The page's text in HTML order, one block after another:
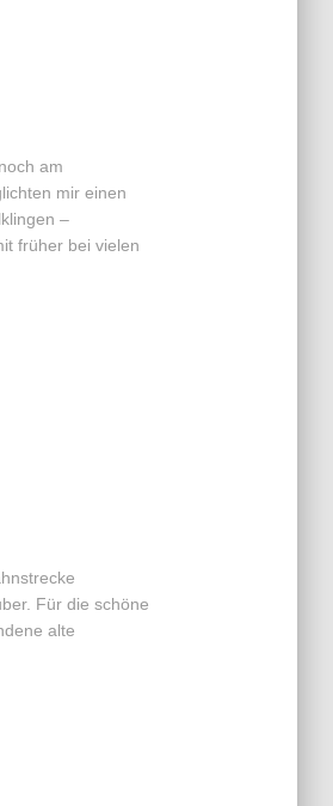
am
mir einen
–
früher bei vielen
Für die schöne
alte